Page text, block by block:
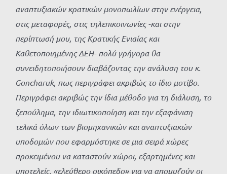
αναπτυξιακών κρατικών μονοπωλίων στην ενέργεια,
στις μεταφορές, στις τηλεπικοινωνίες -και στην
περίπτωσή μου, της Κρατικής Ενιαίας και
Καθετοποιημένης ΔΕΗ- πολύ γρήγορα θα
συνειδητοποιήσουν διαβάζοντας την ανάλυση του κ.
Goncharuk, πως περιγράφει ακριβώς το ίδιο μοτίβο.
Περιγράφει ακριβώς την ίδια μέθοδο για τη διάλυση, το
ξεπούλημα, την ιδιωτικοποίηση και την εξαφάνιση
τελικά όλων των βιομηχανικών και αναπτυξιακών
υποδομών που εφαρμόστηκε σε μια σειρά χώρες
προκειμένου να καταστούν χώροι, εξαρτημένες και
υποτελείς, «ελεύθερο οικόπεδο» για να απομυζούν οι